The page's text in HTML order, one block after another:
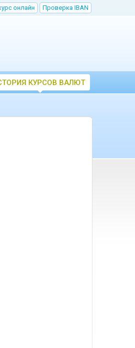
онлайн Проверка IBAN
КУРСОВ ВАЛЮТ
ЦБ РФ